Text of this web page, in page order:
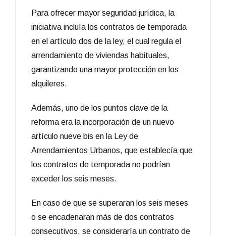
Para ofrecer mayor seguridad jurídica, la
iniciativa incluía los contratos de temporada
en el artículo dos de la ley, el cual regula el
arrendamiento de viviendas habituales,
garantizando una mayor protección en los
alquileres.
Además, uno de los puntos clave de la
reforma era la incorporación de un nuevo
artículo nueve bis en la Ley de
Arrendamientos Urbanos, que establecía que
los contratos de temporada no podrían
exceder los seis meses.
En caso de que se superaran los seis meses
o se encadenaran más de dos contratos
consecutivos, se consideraría un contrato de